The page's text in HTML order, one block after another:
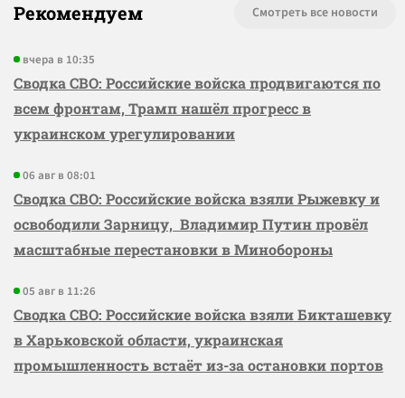
Рекомендуем Смотреть все новости
вчера в 10:35
Сводка СВО: Российские войска продвигаются по
всем фронтам, Трамп нашёл прогресс в
украинском урегулировании
06 авг в 08:01
Сводка СВО: Российские войска взяли Рыжевку и
освободили Зарницу, Владимир Путин провёл
масштабные перестановки в Минобороны
05 авг в 11:26
Сводка СВО: Российские войска взяли Бикташевку
в Харьковской области, украинская
промышленность встаёт из-за остановки портов